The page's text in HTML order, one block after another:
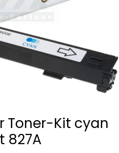
Modalformat
Toner-Kit cyan
827A